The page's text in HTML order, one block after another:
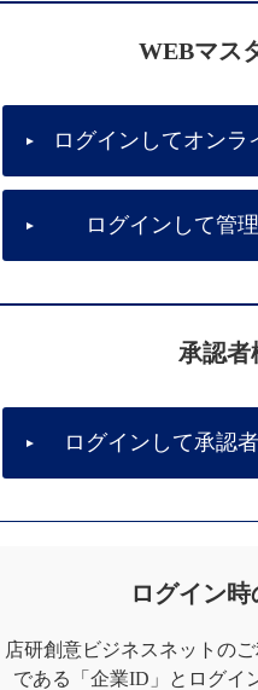
WEBマス
ログインしてオンラ
ログインして管
承認者
ログインして承認
ログイン時
店研創意ビジネスネットの
である「企業ID」とログイ